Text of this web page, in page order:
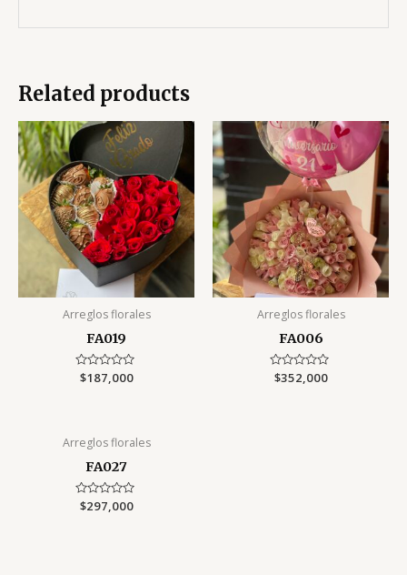
Related products
Arreglos florales
FA019
Rated
$187,000
Arreglos florales
FA006
Rated
$352,000
Arreglos florales
FA027
Rated
$297,000